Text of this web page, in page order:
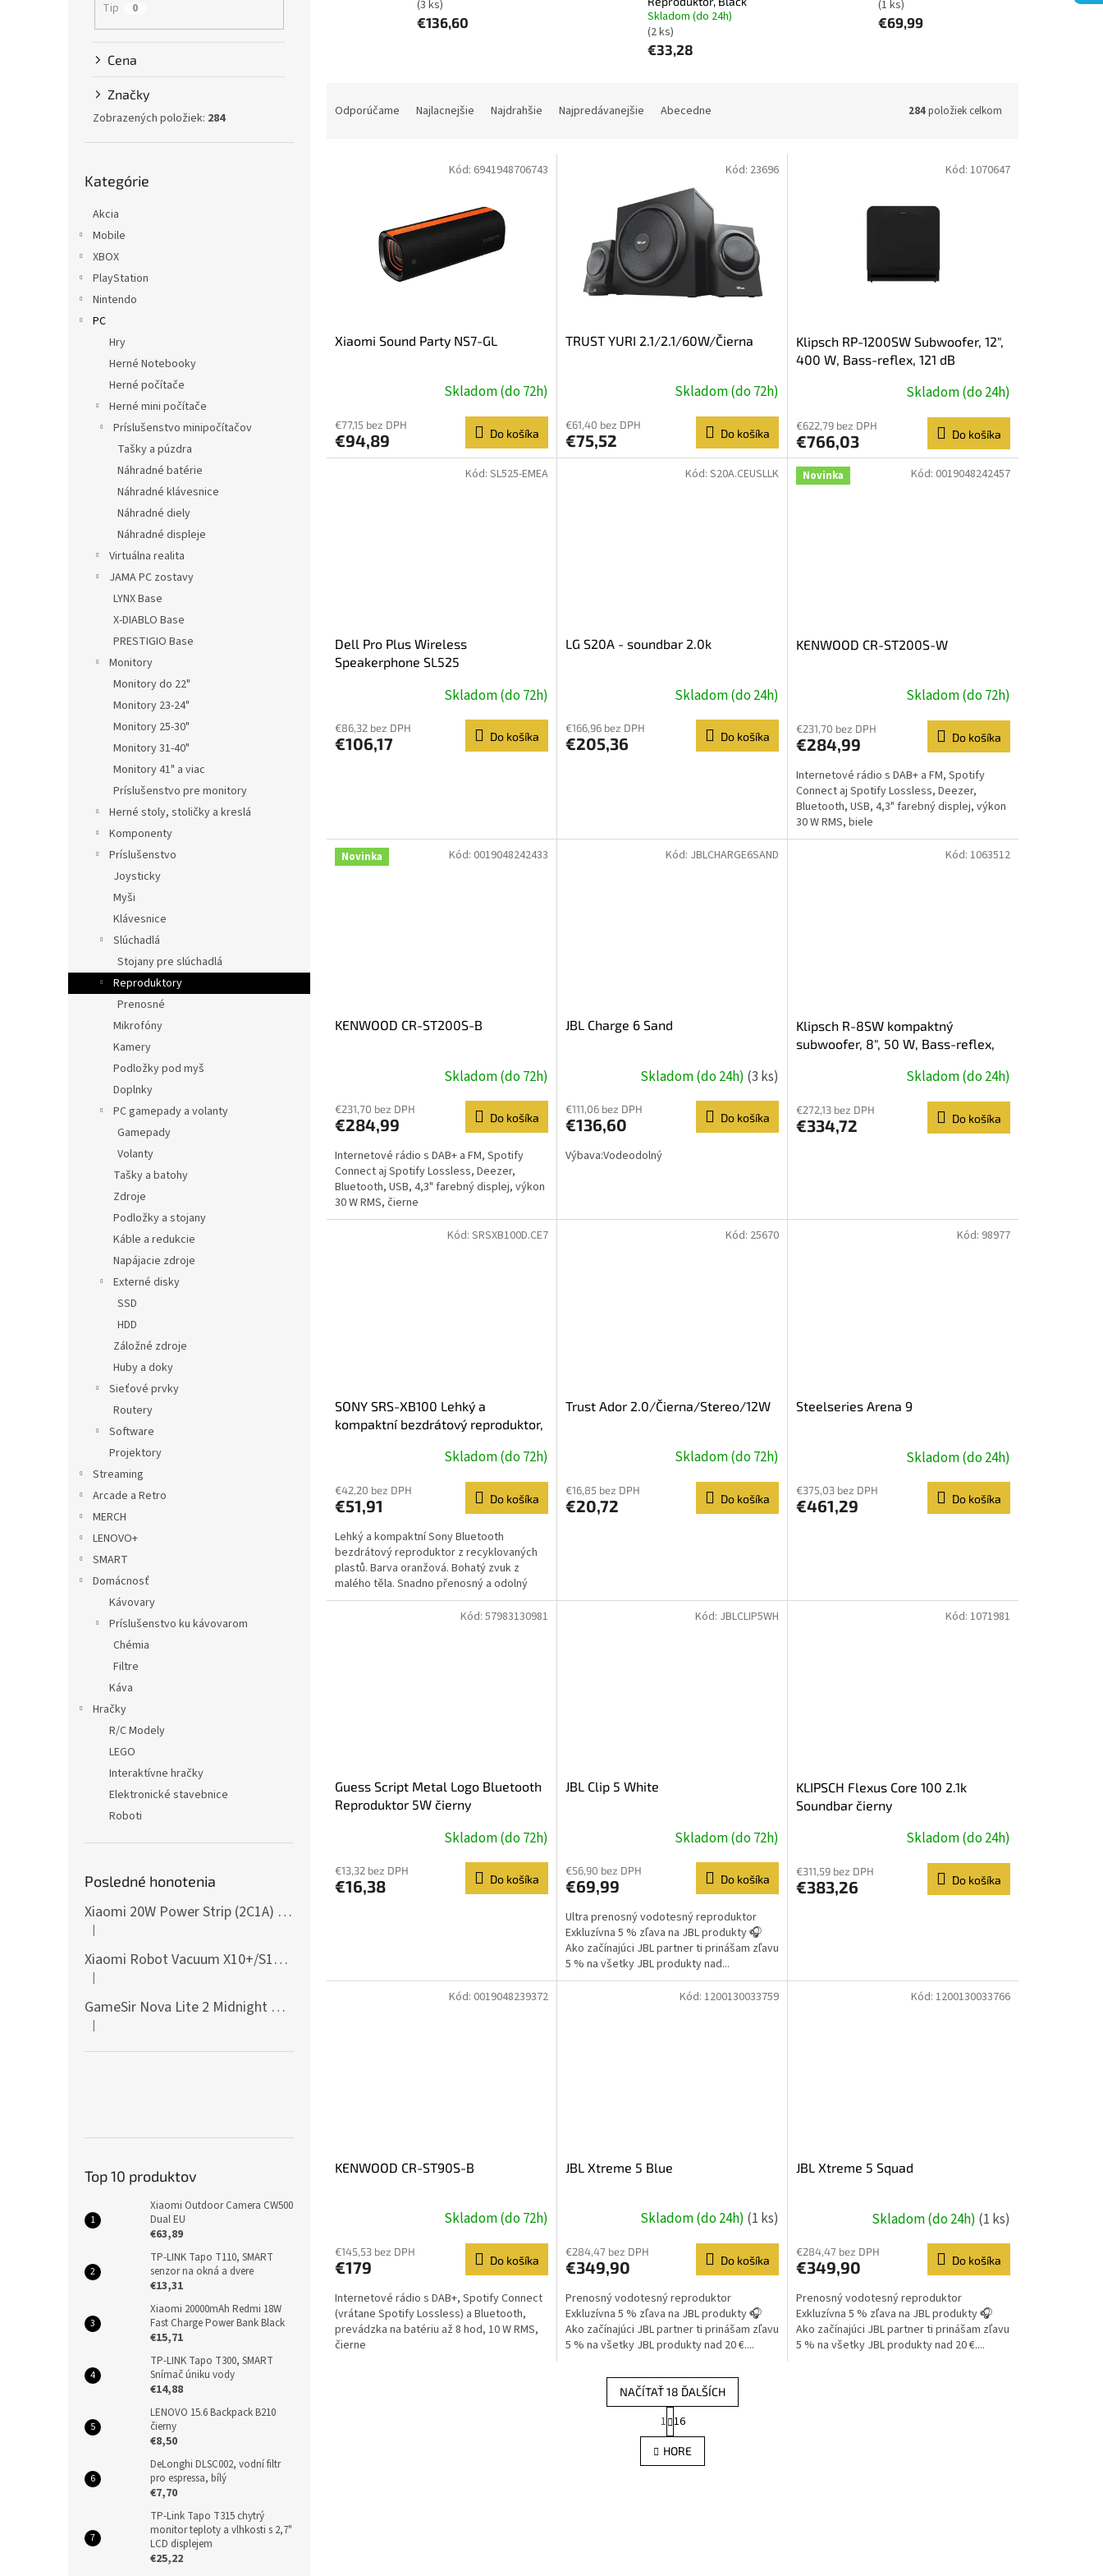
Tip 0
Cena
Značky
Zobrazených položiek: 284
kategórie
Kategórie
Akcia
Mobile
XBOX
PlayStation
Nintendo
PC
Hry
Herné Notebooky
Herné počítače
Herné mini počítače
Príslušenstvo minipočítačov
Tašky a púzdra
Náhradné batérie
Náhradné klávesnice
Náhradné diely
Náhradné displeje
Virtuálna realita
JAMA PC zostavy
LYNX Base
X-DIABLO Base
PRESTIGIO Base
Monitory
Monitory do 22"
Monitory 23-24"
Monitory 25-30"
Monitory 31-40"
Monitory 41" a viac
Príslušenstvo pre monitory
Herné stoly, stoličky a kreslá
Komponenty
Príslušenstvo
Joysticky
Myši
Klávesnice
Slúchadlá
Stojany pre slúchadlá
Reproduktory
Prenosné
Mikrofóny
Kamery
Podložky pod myš
Doplnky
PC gamepady a volanty
Gamepady
Volanty
Tašky a batohy
Zdroje
Podložky a stojany
Káble a redukcie
Napájacie zdroje
Externé disky
SSD
HDD
Záložné zdroje
Huby a doky
Sieťové prvky
Routery
Software
Projektory
Streaming
Arcade a Retro
MERCH
LENOVO+
SMART
Domácnosť
Kávovary
Príslušenstvo ku kávovarom
Chémia
Filtre
Káva
Hračky
R/C Modely
LEGO
Interaktívne hračky
Elektronické stavebnice
Roboti
Posledné honotenia
Xiaomi 20W Power Strip (2C1A) EU
Hodnotenie produktu je 5 z 5 hviezdičiek.
|
Xiaomi Robot Vacuum X10+/S10+/X10/X20+ Side Brush
Hodnotenie produktu je 5 z 5 hviezdičiek.
|
GameSir Nova Lite 2 Midnight Gray
Hodnotenie produktu je 5 z 5 hviezdičiek.
|
Top 10 produktov
Xiaomi Outdoor Camera CW500
Dual EU
€63,89
TP-LINK Tapo T110, SMART
senzor na okná a dvere
€13,31
Xiaomi 20000mAh Redmi 18W
Fast Charge Power Bank Black
€15,71
TP-LINK Tapo T300, SMART
Snímač úniku vody
€14,88
LENOVO 15.6 Backpack B210
čierny
€8,50
DeLonghi DLSC002, vodní filtr
pro espressa, bílý
€7,70
TP-Link Tapo T315 chytrý
monitor teploty a vlhkosti s 2,7"
LCD displejem
€25,22
(3 ks)
€136,60
Skladom (do 24h)
(2 ks)
€33,28
(1 ks)
€69,99
Odporúčame Najlacnejšie Najdrahšie Najpredávanejšie Abecedne 284položiek celkom
Xiaomi Sound Party NS7-GL
Skladom (do 72h)
€77,15 bez DPH
€94,89 Do košíka
Kód: 6941948706743
TRUST YURI 2.1/2.1/60W/Čierna
Skladom (do 72h)
€61,40 bez DPH
€75,52 Do košíka
Kód: 23696
Klipsch RP-1200SW Subwoofer, 12",
400 W, Bass-reflex, 121 dB
Skladom (do 24h)
€622,79 bez DPH
€766,03 Do košíka
Kód: 1070647
Dell Pro Plus Wireless
Speakerphone SL525
Skladom (do 72h)
€86,32 bez DPH
€106,17 Do košíka
Kód: SL525-EMEA
LG S20A - soundbar 2.0k
Skladom (do 24h)
€166,96 bez DPH
€205,36 Do košíka
Kód: S20A.CEUSLLK Novinka
KENWOOD CR-ST200S-W
Skladom (do 72h)
€231,70 bez DPH
€284,99 Do košíka
Internetové rádio s DAB+ a FM, Spotify
Connect aj Spotify Lossless, Deezer,
Bluetooth, USB, 4,3" farebný displej, výkon
30 W RMS, biele
Kód: 0019048242457
Novinka
KENWOOD CR-ST200S-B
Skladom (do 72h)
€231,70 bez DPH
€284,99 Do košíka
Internetové rádio s DAB+ a FM, Spotify
Connect aj Spotify Lossless, Deezer,
Bluetooth, USB, 4,3" farebný displej, výkon
30 W RMS, čierne
Kód: 0019048242433
JBL Charge 6 Sand
Skladom (do 24h) (3 ks)
€111,06 bez DPH
€136,60 Do košíka
Výbava:Vodeodolný
Kód: JBLCHARGE6SAND
Klipsch R-8SW kompaktný
subwoofer, 8", 50 W, Bass-reflex,
Skladom (do 24h)
€272,13 bez DPH
€334,72 Do košíka
Kód: 1063512
SONY SRS-XB100 Lehký a
kompaktní bezdrátový reproduktor,
Skladom (do 72h)
€42,20 bez DPH
€51,91 Do košíka
Lehký a kompaktní Sony Bluetooth
bezdrátový reproduktor z recyklovaných
plastů. Barva oranžová. Bohatý zvuk z
malého těla. Snadno přenosný a odolný
reproduktor (IP67). Díky...
Kód: SRSXB100D.CE7
Trust Ador 2.0/Čierna/Stereo/12W
Skladom (do 72h)
€16,85 bez DPH
€20,72 Do košíka
Kód: 25670
Steelseries Arena 9
Skladom (do 24h)
€375,03 bez DPH
€461,29 Do košíka
Kód: 98977
Guess Script Metal Logo Bluetooth
Reproduktor 5W čierny
Skladom (do 72h)
€13,32 bez DPH
€16,38 Do košíka
Kód: 57983130981
JBL Clip 5 White
Skladom (do 72h)
€56,90 bez DPH
€69,99 Do košíka
Ultra prenosný vodotesný reproduktor
Exkluzívna 5 % zľava na JBL produkty 🎧
Ako začínajúci JBL partner ti prinášam zľavu
5 % na všetky JBL produkty nad...
Kód: JBLCLIP5WH
KLIPSCH Flexus Core 100 2.1k
Soundbar čierny
Skladom (do 24h)
€311,59 bez DPH
€383,26 Do košíka
Kód: 1071981
KENWOOD CR-ST90S-B
Skladom (do 72h)
€145,53 bez DPH
€179 Do košíka
Internetové rádio s DAB+, Spotify Connect
(vrátane Spotify Lossless) a Bluetooth,
prevádzka na batériu až 8 hod, 10 W RMS,
čierne
Kód: 0019048239372
JBL Xtreme 5 Blue
Skladom (do 24h) (1 ks)
€284,47 bez DPH
€349,90 Do košíka
Prenosný vodotesný reproduktor
Exkluzívna 5 % zľava na JBL produkty 🎧
Ako začínajúci JBL partner ti prinášam zľavu
5 % na všetky JBL produkty nad 20 €....
Kód: 1200130033759
JBL Xtreme 5 Squad
Skladom (do 24h) (1 ks)
€284,47 bez DPH
€349,90 Do košíka
Prenosný vodotesný reproduktor
Exkluzívna 5 % zľava na JBL produkty 🎧
Ako začínajúci JBL partner ti prinášam zľavu
5 % na všetky JBL produkty nad 20 €....
Kód: 1200130033766
O
v
l
NAČÍTAŤ 18 ĎALŠÍCH
t
r
á
n
1 16
HORE